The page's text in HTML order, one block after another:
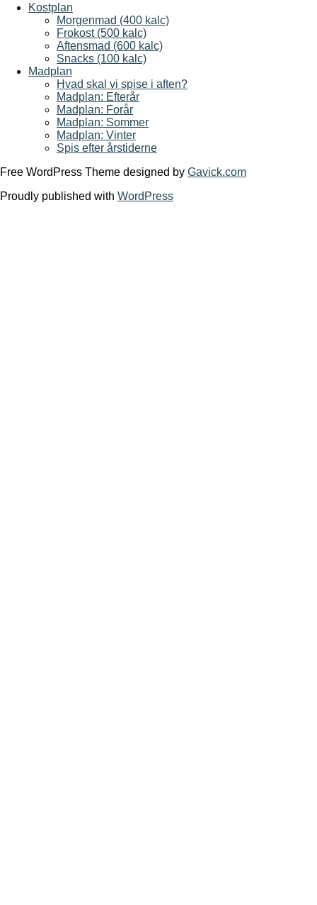
Kostplan
Morgenmad (400 kalc)
Frokost (500 kalc)
Aftensmad (600 kalc)
Snacks (100 kalc)
Madplan
Hvad skal vi spise i aften?
Madplan: Efterår
Madplan: Forår
Madplan: Sommer
Madplan: Vinter
Spis efter årstiderne
Free WordPress Theme designed by Gavick.com
Proudly published with WordPress